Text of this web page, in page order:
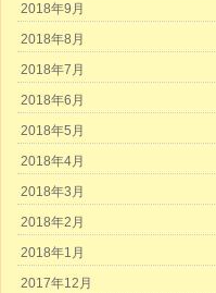
2018年9月
2018年8月
2018年7月
2018年6月
2018年5月
2018年4月
2018年3月
2018年2月
2018年1月
2017年12月